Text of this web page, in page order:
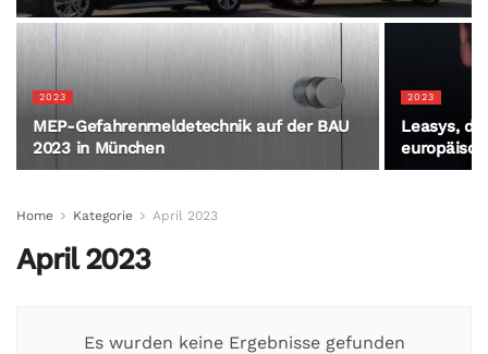
2023
MEP-Gefahrenmeldetechnik auf der BAU
2023 in München
2023
Leasys,
Home Kategorie April 2023
April 2023
Es wurden keine Ergebnisse gefunden